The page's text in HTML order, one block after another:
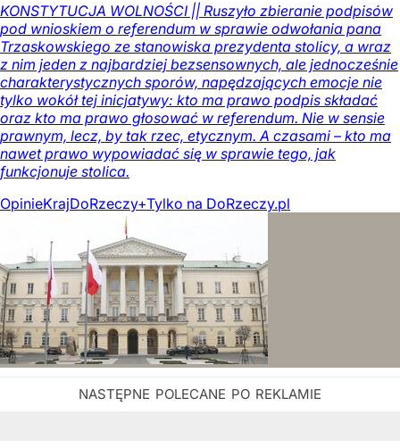
KONSTYTUCJA WOLNOŚCI || Ruszyło zbieranie podpisów
pod wnioskiem o referendum w sprawie odwołania pana
Trzaskowskiego ze stanowiska prezydenta stolicy, a wraz
z nim jeden z najbardziej bezsensownych, ale jednocześnie
charakterystycznych sporów, napędzających emocje nie
tylko wokół tej inicjatywy: kto ma prawo podpis składać
oraz kto ma prawo głosować w referendum. Nie w sensie
prawnym, lecz, by tak rzec, etycznym. A czasami – kto ma
nawet prawo wypowiadać się w sprawie tego, jak
funkcjonuje stolica.
OpinieKrajDoRzeczy+Tylko na DoRzeczy.pl